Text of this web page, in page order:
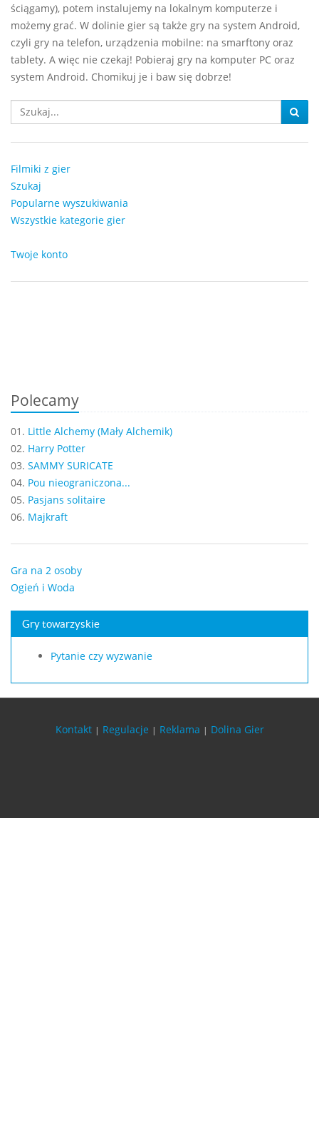
ściągamy), potem instalujemy na lokalnym komputerze i
możemy grać. W dolinie gier są także gry na system Android,
czyli gry na telefon, urządzenia mobilne: na smarftony oraz
tablety. A więc nie czekaj! Pobieraj gry na komputer PC oraz
system Android. Chomikuj je i baw się dobrze!
Filmiki z gier
Szukaj
Popularne wyszukiwania
Wszystkie kategorie gier
Twoje konto
Polecamy
01. Little Alchemy (Mały Alchemik)
02. Harry Potter
03. SAMMY SURICATE
04. Pou nieograniczona...
05. Pasjans solitaire
06. Majkraft
Gra na 2 osoby
Ogień i Woda
Gry towarzyskie
Pytanie czy wyzwanie
Kontakt | Regulacje | Reklama | Dolina Gier